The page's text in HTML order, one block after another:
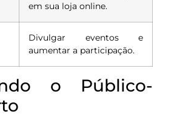
em sua loja online.
Divulgar eventos e
aumentar a participação.
o Público-